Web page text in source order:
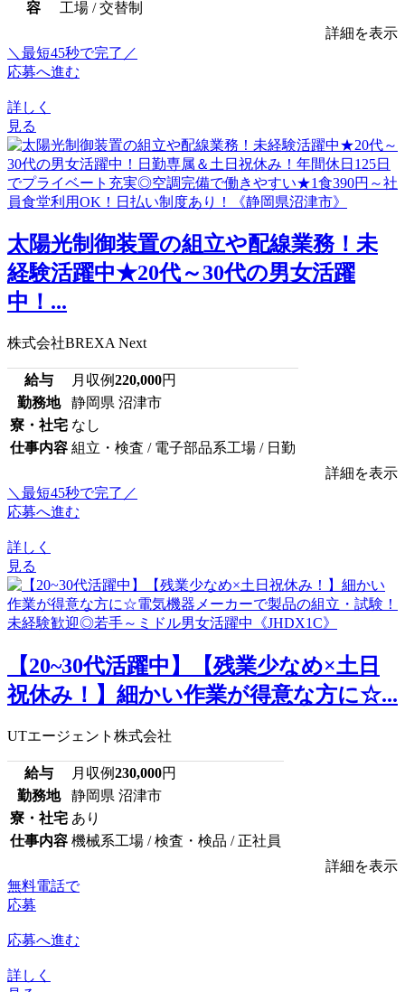
容
工場 / 交替制
詳細を表示
＼最短45秒で完了／
応募へ進む
詳しく
見る
太陽光制御装置の組立や配線業務！未
経験活躍中★20代～30代の男女活躍
中！...
株式会社BREXA Next
給与 月収例220,000円
勤務地
静岡県 沼津市
寮・社宅 なし
仕事内容 組立・検査 / 電子部品系工場 / 日勤
詳細を表示
＼最短45秒で完了／
応募へ進む
詳しく
見る
【20~30代活躍中】【残業少なめ×土日
祝休み！】細かい作業が得意な方に☆...
UTエージェント株式会社
給与 月収例230,000円
勤務地
静岡県 沼津市
寮・社宅 あり
仕事内容 機械系工場 / 検査・検品 / 正社員
詳細を表示
無料電話で
応募
応募へ進む
詳しく